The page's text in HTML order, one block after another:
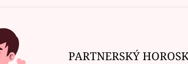
PARTNERSKÝ